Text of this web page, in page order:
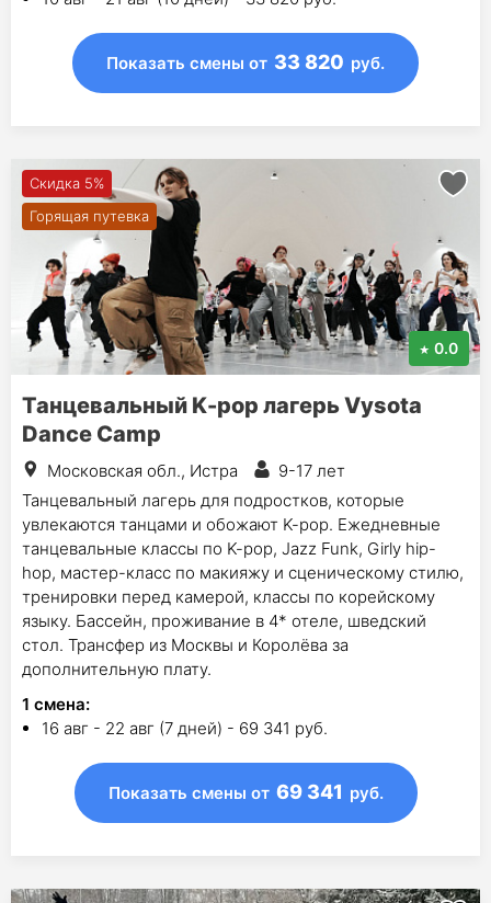
Показать смены от 33 820 руб.
Скидка 5%
Горящая путевка
0.0
Танцевальный K-pop лагерь Vysota
Dance Camp
Московская обл., Истра
9-17 лет
Танцевальный лагерь для подростков, которые
увлекаются танцами и обожают K-pop. Ежедневные
танцевальные классы по K-pop, Jazz Funk, Girly hip-
hop, мастер-класс по макияжу и сценическому стилю,
тренировки перед камерой, классы по корейскому
языку. Бассейн, проживание в 4* отеле, шведский
стол. Трансфер из Москвы и Королёва за
дополнительную плату.
1 смена:
16 авг - 22 авг (7 дней) - 69 341 руб.
Показать смены от 69 341 руб.